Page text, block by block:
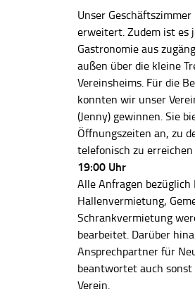
Unser
erweitert. Zudem ist
Gastronomie aus
außen über die kleine
Vereinsheims. Für die
konnten wir unser
(Jenny) gewinnen. Sie
Öffnungszeiten an, zu
telefonisch zu
19:00 Uhr
Alle Anfragen
Hallenvermietung,
Schrankvermietung
bearbeitet. Darüber
Ansprechpartner für
beantwortet auch sonst
Verein.